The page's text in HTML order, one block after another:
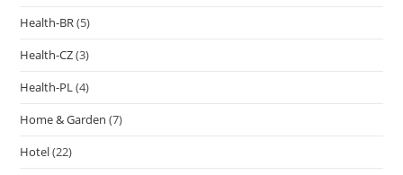
Health-BR(5)
Health-CZ(3)
Health-PL(4)
Home & Garden (7)
Hotel(22)